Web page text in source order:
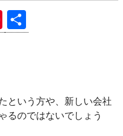
Pi
nt
t
有
という方や、新しい会社
るのではないでしょう